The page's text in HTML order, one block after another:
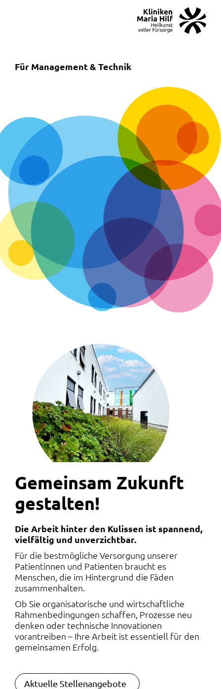
Für Management & Technik
Gemeinsam Zukunft
gestalten!
Die Arbeit hinter den Kulissen ist spannend,
vielfältig und unverzichtbar.
Für die bestmögliche Versorgung unserer
Patientinnen und Patienten braucht es
Menschen, die im Hintergrund die Fäden
zusammenhalten.
Ob Sie organisatorische und wirtschaftliche
Rahmenbedingungen schaffen, Prozesse neu
denken oder technische Innovationen
vorantreiben – Ihre Arbeit ist essentiell für den
gemeinsamen Erfolg.
Aktuelle Stellenangebote